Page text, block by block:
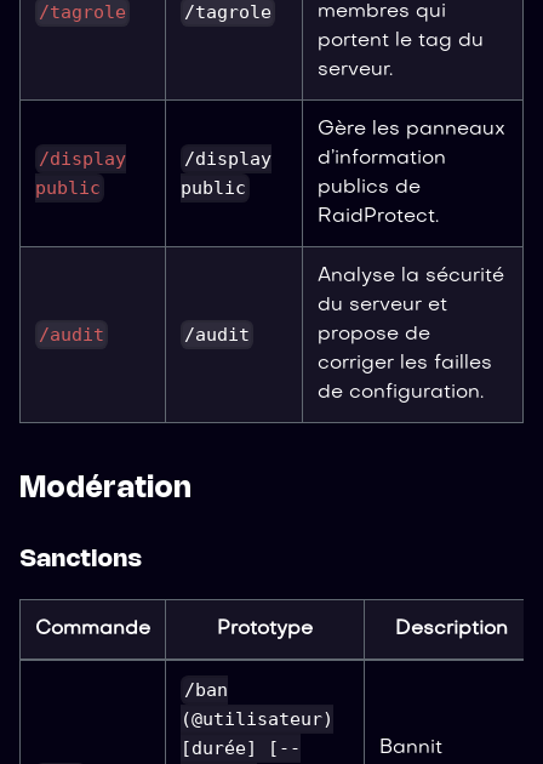
/tagrole /tagrole
membres qui
portent le tag du
serveur.
/display
public
/display
public
Gère les panneaux
d’information
publics de
RaidProtect.
/audit /audit
Analyse la sécurité
du serveur et
propose de
corriger les failles
de configuration.
Modération
Sanctions
Commande Prototype Description
/ban
(@utilisateur)
[durée] [--
Bannit